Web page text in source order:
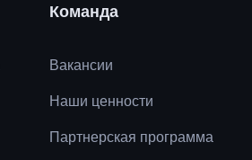
Команда
Вакансии
Наши ценности
Партнерская программа